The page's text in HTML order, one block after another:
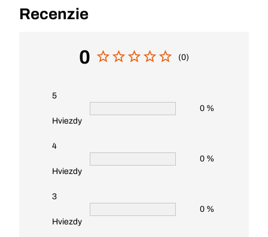
Recenzie
0 (0)
5
Hviezdy
0 %
4
Hviezdy
0 %
3
Hviezdy
0 %